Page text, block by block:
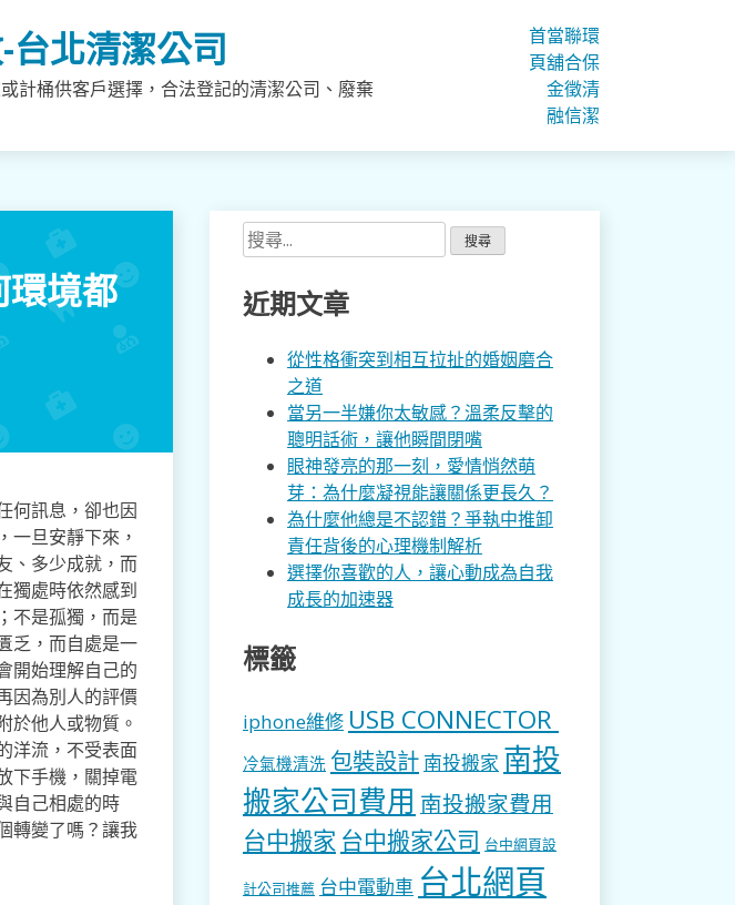
北清潔公司
計桶供客戶選擇，合法登記的清潔公司、廢棄
首
頁
當
舖
金
融
聯
合
徵
信
環
保
清
潔
境都
何訊息，卻也因
一旦安靜下來，
、多少成就，而
獨處時依然感到
不是孤獨，而是
乏，而自處是一
開始理解自己的
因為別人的評價
於他人或物質。
洋流，不受表面
下手機，關掉電
自己相處的時
轉變了嗎？讓我
搜
尋
關
鍵
近期文章
從性格衝突到相互拉扯的婚姻磨合
之道
當另一半嫌你太敏感？溫柔反擊的
聰明話術，讓他瞬間閉嘴
眼神發亮的那一刻，愛情悄然萌
芽：為什麼凝視能讓關係更長久？
為什麼他總是不認錯？爭執中推卸
責任背後的心理機制解析
選擇你喜歡的人，讓心動成為自我
成長的加速器
標籤
iphone維修 USB CONNECTOR
冷氣機清洗 包裝設計 南投搬家 南投
搬家公司費用 南投搬家費用
台中搬家 台中搬家公司 台中網頁設
計公司推薦 台中電動車 台北網頁